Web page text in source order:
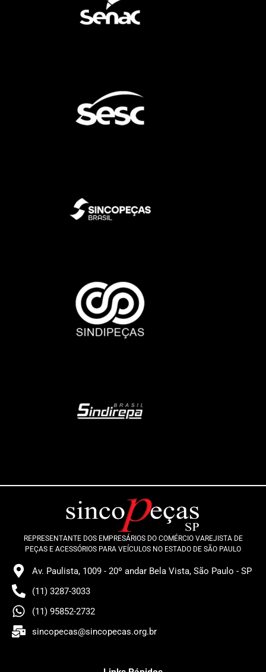
REPRESENTANTE DOS EMPRESÁRIOS DO COMÉRCIO VAREJISTA DE
PEÇAS E ACESSÓRIOS PARA VEÍCULOS NO ESTADO DE SÃO PAULO
Av. Paulista, 1009 - 20º andar Bela Vista, São Paulo - SP
(11) 3287-3033
(11) 95852-2732
sincopecas@sincopecas.org.br